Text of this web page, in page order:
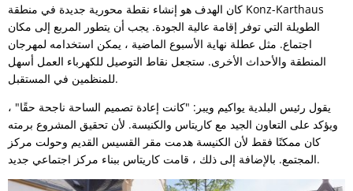
كان الهدف هو إنشاء نقطة محورية جديدة في منطقة Konz-Karthaus
الطويلة التي توفر إقامة عالية الجودة. يجب أن يتطور المربع إلى مكان
اجتماع. مثل عطلة نهاية الأسبوع الماضية ، يمكن استخدامه لمهرجان
المنطقة والأحداث الأخرى. ستجعل نقاط التوصيل للكهرباء العمل أسهل
للمنظمين في المستقبل.
يقول رئيس البلدية يواكيم ويبر: "كانت إعادة تصميم الساحة ناجحة حقًا" ،
ويؤكد على التعاون الجيد مع كاريتاس والكنيسة. لأن تحقيق المشروع برمته
كان ممكنًا فقط لأن الكنيسة هدمت مقر القسيس القديم وحولت مركز
المجتمع. بالإضافة إلى ذلك ، قامت كاريتاس ببناء مركز اجتماعي جديد.